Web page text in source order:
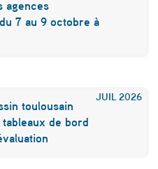
agences
7 au 9 octobre à
JUIL 2026
toulousain
de bord